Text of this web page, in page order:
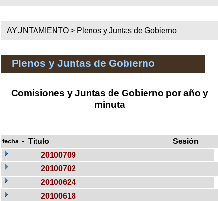
AYUNTAMIENTO > Plenos y Juntas de Gobierno
Plenos y Juntas de Gobierno
Comisiones y Juntas de Gobierno por año y
minuta
fecha Titulo
Sesión
20100709
20100702
20100624
20100618